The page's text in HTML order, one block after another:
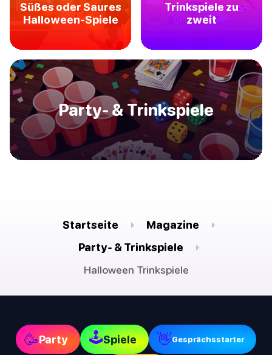
Süßes oder Saures
Halloween-Spiele
Trinkspiele zu
zweit
Party- & Trinkspiele
Startseite
Magazine
Party- & Trinkspiele
Halloween Trinkspiele
🥳Party 🕹Spiele 👋Gesprächsstarter